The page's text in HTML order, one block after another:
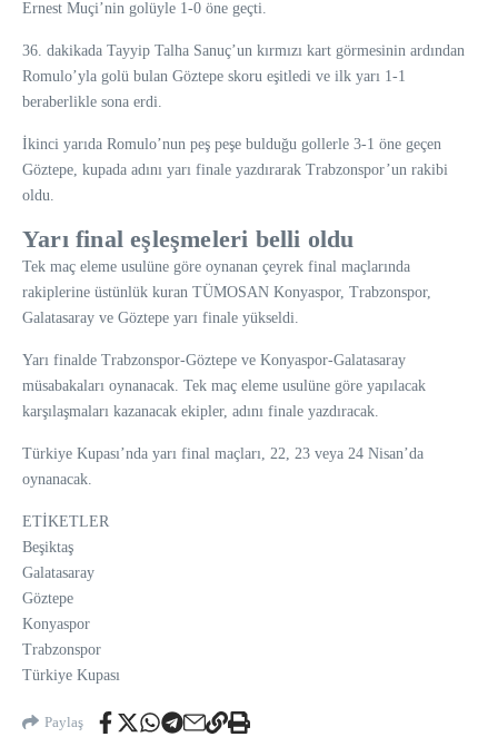
Ernest Muçi’nin golüyle 1-0 öne geçti.
36. dakikada Tayyip Talha Sanuç’un kırmızı kart görmesinin ardından
Romulo’yla golü bulan Göztepe skoru eşitledi ve ilk yarı 1-1
beraberlikle sona erdi.
İkinci yarıda Romulo’nun peş peşe bulduğu gollerle 3-1 öne geçen
Göztepe, kupada adını yarı finale yazdırarak Trabzonspor’un rakibi
oldu.
Yarı final eşleşmeleri belli oldu
Tek maç eleme usulüne göre oynanan çeyrek final maçlarında
rakiplerine üstünlük kuran TÜMOSAN Konyaspor, Trabzonspor,
Galatasaray ve Göztepe yarı finale yükseldi.
Yarı finalde Trabzonspor-Göztepe ve Konyaspor-Galatasaray
müsabakaları oynanacak. Tek maç eleme usulüne göre yapılacak
karşılaşmaları kazanacak ekipler, adını finale yazdıracak.
Türkiye Kupası’nda yarı final maçları, 22, 23 veya 24 Nisan’da
oynanacak.
ETİKETLER
Beşiktaş
Galatasaray
Göztepe
Konyaspor
Trabzonspor
Türkiye Kupası
Paylaş